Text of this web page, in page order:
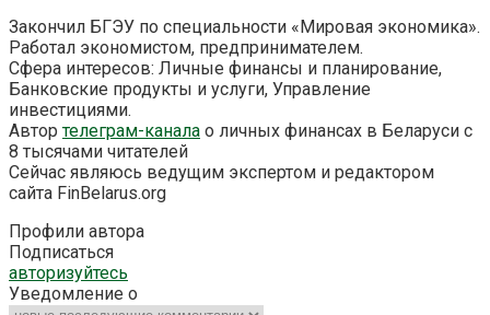
Закончил БГЭУ по специальности «Мировая экономика».
Работал экономистом, предпринимателем.
Сфера интересов: Личные финансы и планирование,
Банковские продукты и услуги, Управление
инвестициями.
Автортелеграм-канала о личных финансах в Беларуси с
8 тысячами читателей
Сейчас являюсь ведущим экспертом и редактором
сайта FinBelarus.org
Профили автора
Подписаться
авторизуйтесь
Уведомление о